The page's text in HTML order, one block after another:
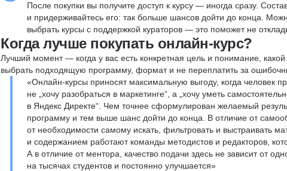
После покупки вы получите доступ к курсу — иногда сразу.
и придерживайтесь его: так больше шансов дойти до конца.
выбрать курсы с поддержкой кураторов — это поможет не
Когда лучше покупать онлайн-курс?
Лучший момент — когда у вас есть конкретная цель и понимание,
выбрать подходящую программу, формат и не переплатить за
«Онлайн-курсы приносят максимальную выгоду, когда человек
не „хочу разобраться в маркетинге“, а „хочу уметь
в Яндекс Директе“. Чем точнее сформулирован желаемый
программу и тем выше шанс дойти до конца. В отличие от
от необходимости самому искать, фильтровать и выстраивать
и содержанием работают команды методистов и редакторов,
А в отличие от ментора, качество подачи здесь не зависит от
на тысячах студентов и постоянно улучшается»